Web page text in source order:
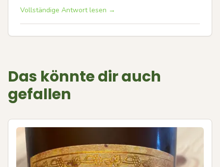
Vollständige Antwort lesen →
Das könnte dir auch
gefallen